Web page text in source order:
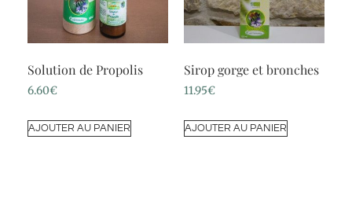
Solution de Propolis
6.60€
AJOUTER AU PANIER
Sirop gorge et bronches
11.95€
AJOUTER AU PANIER